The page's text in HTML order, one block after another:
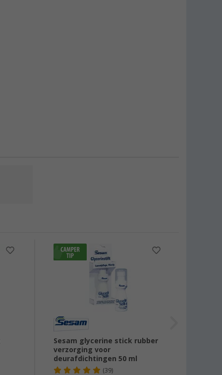
Sesam glycerine stick rubber
verzorging voor
deurafdichtingen 50 ml
(39)